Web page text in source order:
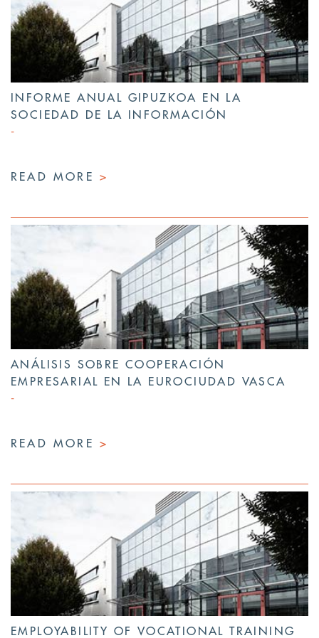
INFORME ANUAL GIPUZKOA EN LA
SOCIEDAD DE LA INFORMACIÓN
READ MORE >
ANÁLISIS SOBRE COOPERACIÓN
EMPRESARIAL EN LA EUROCIUDAD VASCA
READ MORE >
EMPLOYABILITY OF VOCATIONAL TRAINING